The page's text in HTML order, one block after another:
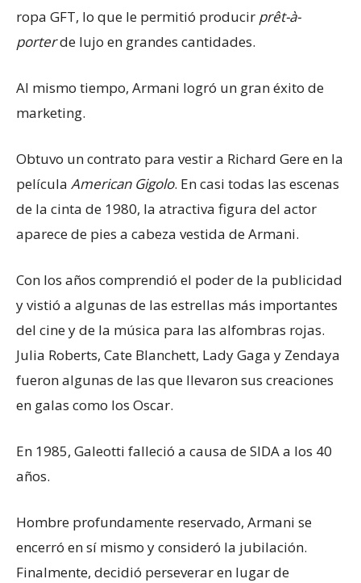
ropa GFT, lo que le permitió producir prêt-à-
porterde lujo en grandes cantidades.
Al mismo tiempo, Armani logró un gran éxito de
marketing.
Obtuvo un contrato para vestir a Richard Gere en la
película American Gigolo. En casi todas las escenas
de la cinta de 1980, la atractiva figura del actor
aparece de pies a cabeza vestida de Armani.
Con los años comprendió el poder de la publicidad
y vistió a algunas de las estrellas más importantes
del cine y de la música para las alfombras rojas.
Julia Roberts, Cate Blanchett, Lady Gaga y Zendaya
fueron algunas de las que llevaron sus creaciones
en galas como los Oscar.
En 1985, Galeotti falleció a causa de SIDA a los 40
años.
Hombre profundamente reservado, Armani se
encerró en sí mismo y consideró la jubilación.
Finalmente, decidió perseverar en lugar de